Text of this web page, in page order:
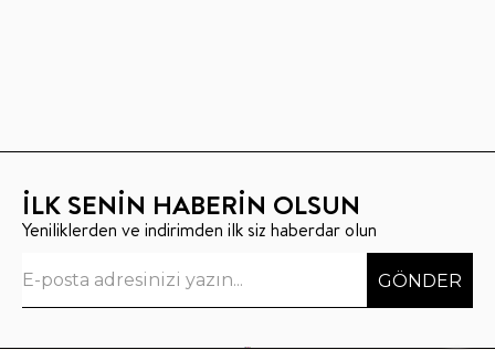
İLK SENİN HABERİN OLSUN
Yeniliklerden ve indirimden ilk siz haberdar olun
GÖNDER